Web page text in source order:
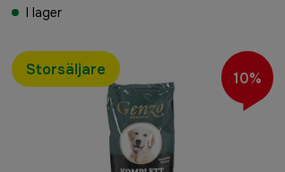
I lager
Storsäljare 10%